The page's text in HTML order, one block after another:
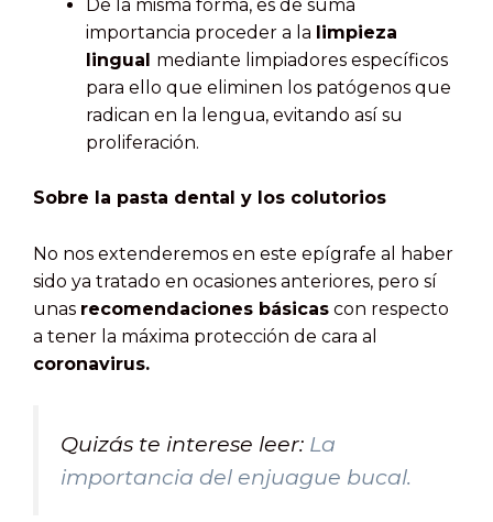
De la misma forma, es de suma
importancia proceder a la limpieza
lingual mediante limpiadores específicos
para ello que eliminen los patógenos que
radican en la lengua, evitando así su
proliferación.
Sobre la pasta dental y los colutorios
No nos extenderemos en este epígrafe al haber
sido ya tratado en ocasiones anteriores, pero sí
unas recomendaciones básicas con respecto
a tener la máxima protección de cara al
coronavirus.
Quizás te interese leer: La
importancia del enjuague bucal.